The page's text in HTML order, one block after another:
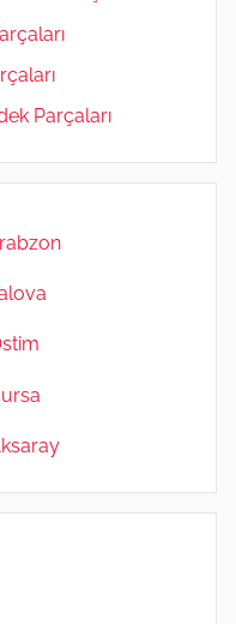
Parçaları